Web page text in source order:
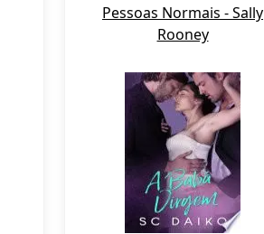
Pessoas Normais - Sally
Rooney